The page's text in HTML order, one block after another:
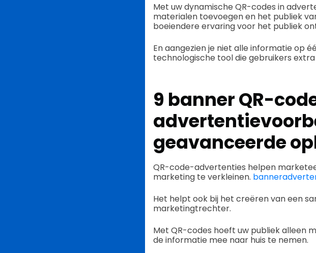
Met uw dynamische QR-codes in
materialen toevoegen en het publiek
boeiendere ervaring voor het publiek
En aangezien je niet alle informatie op
technologische tool die gebruikers
9 banner QR-
geavanceerde
QR-code-advertenties helpen
marketing te verkleinen.
Het helpt ook bij het creëren van een
marketingtrechter.
Met QR-codes hoeft uw publiek alleen
de informatie mee naar huis te nemen.